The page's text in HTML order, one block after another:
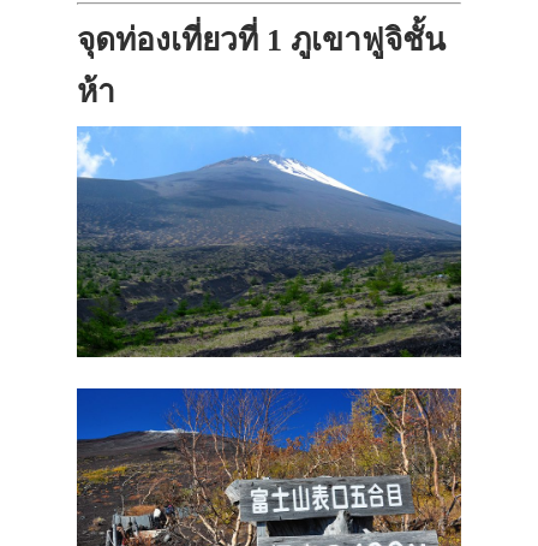
จุดท่องเที่ยวที่ 1 ภูเขาฟูจิชั้น
ห้า